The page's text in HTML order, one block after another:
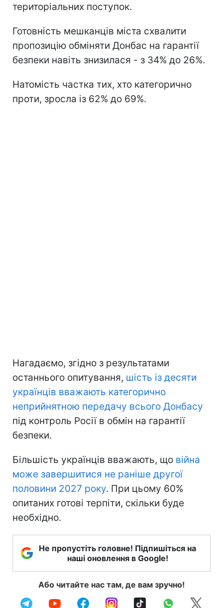
територіальних поступок.
Готовність мешканців міста схвалити
пропозицію обміняти Донбас на гарантії
безпеки навіть знизилася - з 34% до 26%.
Натомість частка тих, хто категорично
проти, зросла із 62% до 69%.
Нагадаємо, згідно з результатами
останнього опитування, шість із десяти
українців вважають категорично
неприйнятною передачу всього Донбасу
під контроль Росії в обмін на гарантії
безпеки.
Більшість українців вважають, що війна
може завершитися не раніше другої
половини 2027 року. При цьому 60%
опитаних готові терпіти, скільки буде
необхідно.
Не пропустіть головне! Підпишіться на
наші оновлення в Google!
Або читайте нас там, де вам зручно!